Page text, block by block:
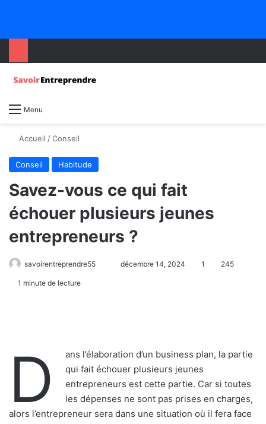
Menu
Accueil /Conseil
Conseil Habitude
Savez-vous ce qui fait
échouer plusieurs jeunes
entrepreneurs ?
savoirentreprendre55 décembre 14, 2024 1 245
1 minute de lecture
D
ans l’élaboration d’un business plan, la partie
qui fait échouer plusieurs jeunes
entrepreneurs est cette partie. Car si toutes
les dépenses ne sont pas prises en charges,
alors l’entrepreneur sera dans une situation où il fera face